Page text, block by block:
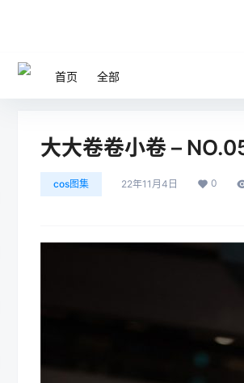
首页 全部
大大卷卷小卷 –
cos图集 22年11月4日 0